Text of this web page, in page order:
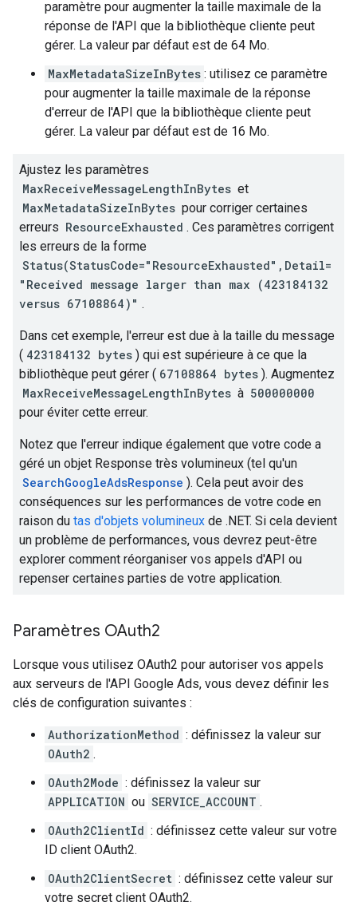
paramètre pour augmenter la taille maximale de la
réponse de l'API que la bibliothèque cliente peut
gérer. La valeur par défaut est de 64 Mo.
MaxMetadataSizeInBytes : utilisez ce paramètre
pour augmenter la taille maximale de la réponse
d'erreur de l'API que la bibliothèque cliente peut
gérer. La valeur par défaut est de 16 Mo.
Ajustez les paramètres
MaxReceiveMessageLengthInBytes et
MaxMetadataSizeInBytes pour corriger certaines
erreurs ResourceExhausted . Ces paramètres corrigent
les erreurs de la forme
Status(StatusCode="ResourceExhausted",Detail=
"Received message larger than max (423184132
versus 67108864)" .
Dans cet exemple, l'erreur est due à la taille du message
( 423184132 bytes ) qui est supérieure à ce que la
bibliothèque peut gérer ( 67108864 bytes ). Augmentez
MaxReceiveMessageLengthInBytes à 500000000
pour éviter cette erreur.
Notez que l'erreur indique également que votre code a
géré un objet Response très volumineux (tel qu'un
SearchGoogleAdsResponse ). Cela peut avoir des
conséquences sur les performances de votre code en
raison du tas d'objets volumineux de .NET. Si cela devient
un problème de performances, vous devrez peut-être
explorer comment réorganiser vos appels d'API ou
repenser certaines parties de votre application.
Paramètres OAuth2
Lorsque vous utilisez OAuth2 pour autoriser vos appels
aux serveurs de l'API Google Ads, vous devez définir les
clés de configuration suivantes :
AuthorizationMethod : définissez la valeur sur
OAuth2 .
OAuth2Mode : définissez la valeur sur
APPLICATION ou SERVICE_ACCOUNT .
OAuth2ClientId : définissez cette valeur sur votre
ID client OAuth2.
OAuth2ClientSecret : définissez cette valeur sur
votre secret client OAuth2.